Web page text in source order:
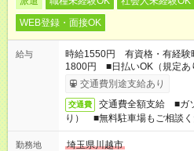
WEB登録・面接OK
給与
時給1550円 有資格・有経
1800円 ■日払いOK（規定
交通費別途支給あり
交通費
交通費全額支給 ■ガ
り） ■無料駐車場もご相談
勤務地
埼玉県川越市